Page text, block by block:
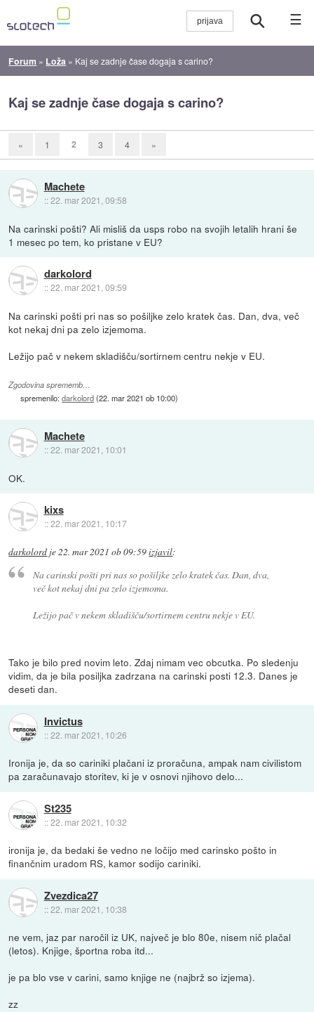
☰
Forum » Loža » Kaj se zadnje čase dogaja s carino?
Kaj se zadnje čase dogaja s carino?
« 1 2 3 4 »
Machete
::22. mar 2021, 09:58
Na carinski pošti? Ali misliš da usps robo na svojih letalih hrani še
1 mesec po tem, ko pristane v EU?
darkolord
::22. mar 2021, 09:59
Na carinski pošti pri nas so pošiljke zelo kratek čas. Dan, dva, več
kot nekaj dni pa zelo izjemoma.
Ležijo pač v nekem skladišču/sortirnem centru nekje v EU.
Zgodovina sprememb…
spremenilo:darkolord(22. mar 2021 ob 10:00)
Machete
::22. mar 2021, 10:01
OK.
kixs
::22. mar 2021, 10:17
darkolord je22. mar 2021 ob 09:59izjavil:
Na carinski pošti pri nas so pošiljke zelo kratek čas. Dan, dva,
več kot nekaj dni pa zelo izjemoma.
Ležijo pač v nekem skladišču/sortirnem centru nekje v EU.
Tako je bilo pred novim leto. Zdaj nimam vec obcutka. Po sledenju
vidim, da je bila posiljka zadrzana na carinski posti 12.3. Danes je
deseti dan.
Invictus
::22. mar 2021, 10:26
Ironija je, da so cariniki plačani iz proračuna, ampak nam civilistom
pa zaračunavajo storitev, ki je v osnovi njihovo delo...
St235
::22. mar 2021, 10:32
ironija je, da bedaki še vedno ne ločijo med carinsko pošto in
finančnim uradom RS, kamor sodijo cariniki.
Zvezdica27
::22. mar 2021, 10:38
ne vem, jaz par naročil iz UK, največ je blo 80e, nisem nič plačal
(letos). Knjige, športna roba itd...
je pa blo vse v carini, samo knjige ne (najbrž so izjema).
zz